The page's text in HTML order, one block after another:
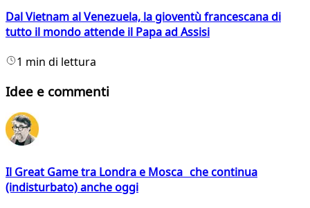
Dal Vietnam al Venezuela, la gioventù francescana di
tutto il mondo attende il Papa ad Assisi
1 min di lettura
Idee e commenti
Il Great Game tra Londra e Mosca che continua
(indisturbato) anche oggi